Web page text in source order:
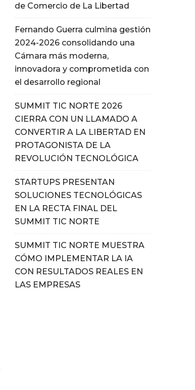
de Comercio de La Libertad
Fernando Guerra culmina gestión
2024-2026 consolidando una
Cámara más moderna,
innovadora y comprometida con
el desarrollo regional
SUMMIT TIC NORTE 2026
CIERRA CON UN LLAMADO A
CONVERTIR A LA LIBERTAD EN
PROTAGONISTA DE LA
REVOLUCIÓN TECNOLÓGICA
STARTUPS PRESENTAN
SOLUCIONES TECNOLÓGICAS
EN LA RECTA FINAL DEL
SUMMIT TIC NORTE
SUMMIT TIC NORTE MUESTRA
CÓMO IMPLEMENTAR LA IA
CON RESULTADOS REALES EN
LAS EMPRESAS